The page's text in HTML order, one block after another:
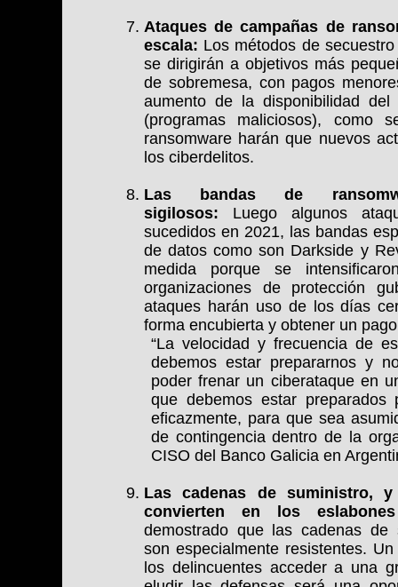
Ataques de campañas de
escala: Los métodos de
se dirigirán a objetivos más
de sobremesa, con pagos
aumento de la disponibilidad
(programas maliciosos), como
ransomware harán que nuevos
los ciberdelitos.
Las bandas de
sigilosos: Luego algunos
sucedidos en 2021, las bandas
de datos como son Darkside y
medida porque se
organizaciones de protección
ataques harán uso de los días
forma encubierta y obtener un
“La velocidad y frecuencia de
debemos estar prepararnos y
poder frenar un ciberataque en
que debemos estar preparados
eficazmente, para que sea
de contingencia dentro de la
CISO del Banco Galicia en
Las cadenas de suministro,
convierten en los
demostrado que las cadenas de
son especialmente resistentes.
los delincuentes acceder a una